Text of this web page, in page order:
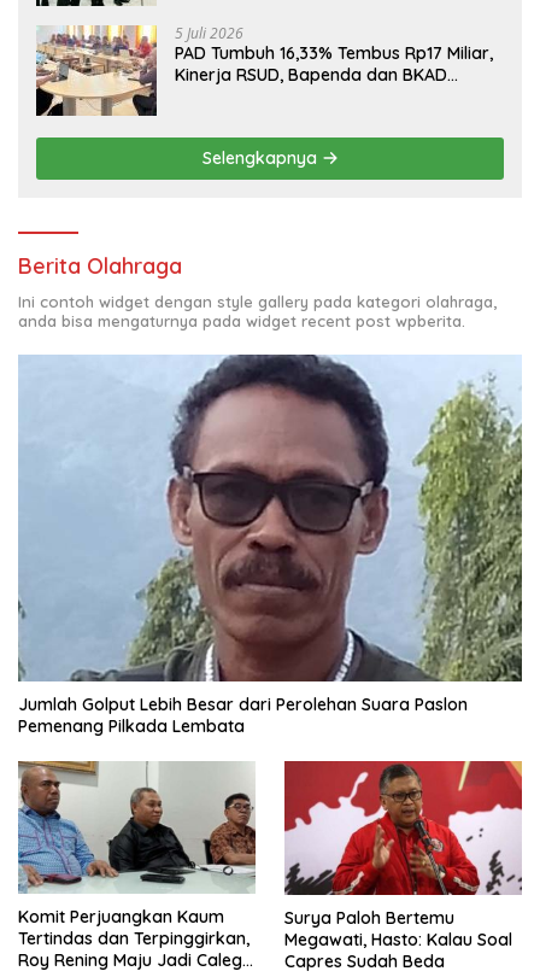
5 Juli 2026
PAD Tumbuh 16,33% Tembus Rp17 Miliar,
Kinerja RSUD, Bapenda dan BKAD
Selengkapnya
Berita Olahraga
Ini contoh widget dengan style gallery pada kategori olahraga,
anda bisa mengaturnya pada widget recent post wpberita.
Jumlah Golput Lebih Besar dari Perolehan Suara Paslon
Pemenang Pilkada Lembata
Komit Perjuangkan Kaum
Tertindas dan Terpinggirkan,
Roy Rening Maju Jadi Caleg
Surya Paloh Bertemu
Megawati, Hasto: Kalau Soal
Capres Sudah Beda